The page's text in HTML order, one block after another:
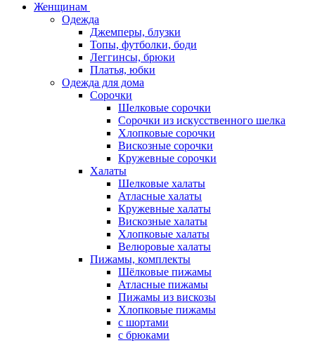
Женщинам
Одежда
Джемперы, блузки
Топы, футболки, боди
Леггинсы, брюки
Платья, юбки
Одежда для дома
Сорочки
Шелковые сорочки
Сорочки из искусственного шелка
Хлопковые сорочки
Вискозные сорочки
Кружевные сорочки
Халаты
Шелковые халаты
Атласные халаты
Кружевные халаты
Вискозные халаты
Хлопковые халаты
Велюровые халаты
Пижамы, комплекты
Шёлковые пижамы
Атласные пижамы
Пижамы из вискозы
Хлопковые пижамы
с шортами
с брюками